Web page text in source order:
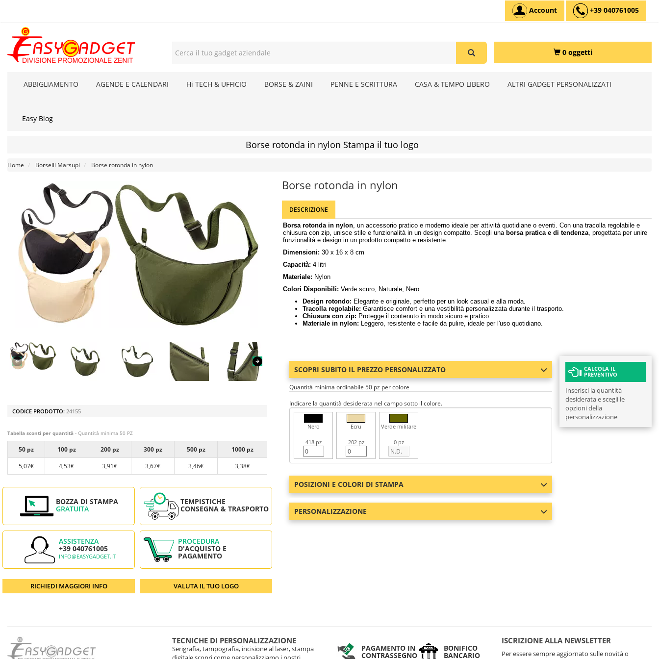
Account +39 040761005
0 oggetti
ABBIGLIAMENTO AGENDE E CALENDARI Hi TECH & UFFICIO BORSE & ZAINI PENNE E SCRITTURA CASA & TEMPO LIBERO ALTRI GADGET PERSONALIZZATI
Easy Blog
Borse rotonda in nylon Stampa il tuo logo
Home Borselli Marsupi Borse rotonda in nylon
CODICE PRODOTTO: 24155
Tabella sconti per quantità - Quantità minima 50 PZ
50 pz 100 pz 200 pz 300 pz 500 pz
1000 pz
5,07€
4,53€ 3,91€ 3,67€ 3,46€ 3,38€
BOZZA DI STAMPA
GRATUITA
TEMPISTICHE
CONSEGNA & TRASPORTO
ASSISTENZA
+39 040761005
INFO@EASYGADGET.IT
PROCEDURA
D'ACQUISTO E
PAGAMENTO
RICHIEDI MAGGIORI INFO VALUTA IL TUO LOGO
Borse rotonda in nylon
DESCRIZIONE
Borsa rotonda in nylon, un accessorio pratico e moderno ideale per attività quotidiane o eventi. Con una tracolla regolabile e
chiusura con zip, unisce stile e funzionalità in un design compatto. Scegli una borsa pratica e di tendenza, progettata per unire
funzionalità e design in un prodotto compatto e resistente.
Dimensioni: 30 x 16 x 8 cm
Capacità: 4 litri
Materiale: Nylon
Colori Disponibili: Verde scuro, Naturale, Nero
Design rotondo: Elegante e originale, perfetto per un look casual e alla moda.
Tracolla regolabile: Garantisce comfort e una vestibilità personalizzata durante il trasporto.
Chiusura con zip: Protegge il contenuto in modo sicuro e pratico.
Materiale in nylon: Leggero, resistente e facile da pulire, ideale per l'uso quotidiano.
SCOPRI SUBITO IL PREZZO PERSONALIZZATO
Quantità minima ordinabile 50 pz per colore
Indicare la quantità desiderata nel campo sotto il colore.
Nero
418 pz
Ecru
202 pz
Verde militare
0 pz
POSIZIONI E COLORI DI STAMPA
PERSONALIZZAZIONE
CALCOLA IL
PREVENTIVO
Inserisci la quantità
desiderata e scegli le
opzioni della
personalizzazione
TECNICHE DI PERSONALIZZAZIONE
Serigrafia, tampografia, incisione al laser, stampa
PAGAMENTO IN
CONTRASSEGNO
BONIFICO
BANCARIO
ISCRIZIONE ALLA NEWSLETTER
Per essere sempre aggiornato sulle novità o